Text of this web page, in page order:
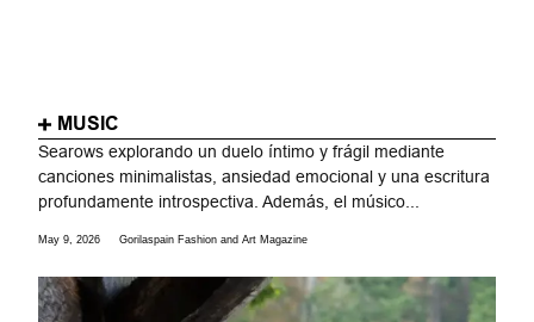
MUSIC
Searows explorando un duelo íntimo y frágil mediante
canciones minimalistas, ansiedad emocional y una escritura
profundamente introspectiva. Además, el músico...
May 9, 2026 Gorilaspain Fashion and Art Magazine